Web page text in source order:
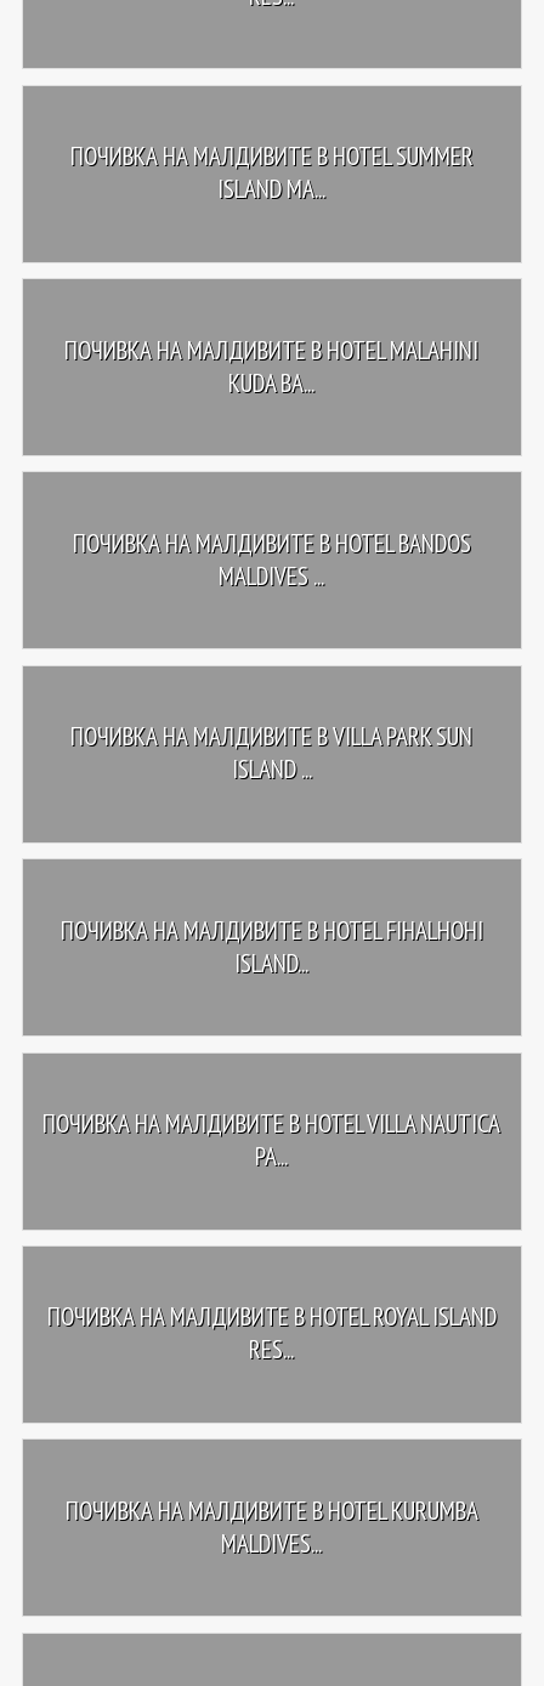
ПОЧИВКА НА МАЛДИВИТЕ В HOTEL SUMMER
ISLAND MA...
ПОЧИВКА НА МАЛДИВИТЕ В HOTEL MALAHINI
KUDA BA...
ПОЧИВКА НА МАЛДИВИТЕ В HOTEL BANDOS
MALDIVES ...
ПОЧИВКА НА МАЛДИВИТЕ В VILLA PARK SUN
ISLAND ...
ПОЧИВКА НА МАЛДИВИТЕ В HOTEL FIHALHOHI
ISLAND...
ПОЧИВКА НА МАЛДИВИТЕ В HOTEL VILLA NAUTICA
PA...
ПОЧИВКА НА МАЛДИВИТЕ В HOTEL ROYAL ISLAND
RES...
ПОЧИВКА НА МАЛДИВИТЕ В HOTEL KURUMBA
MALDIVES...